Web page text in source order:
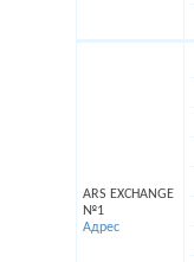
ARS EXCHANGE
№1
Адрес